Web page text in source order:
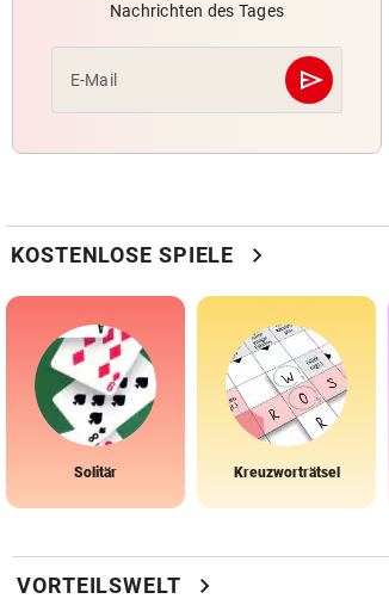
Nachrichten des Tages
E-Mail send
Abschicken
KOSTENLOSE SPIELE chevron_right
Solitär Kreuzworträtsel
VORTEILSWELT chevron_right